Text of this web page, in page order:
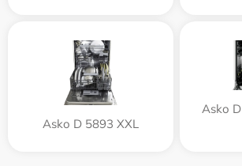
Asko D 5893 XXL
Asko